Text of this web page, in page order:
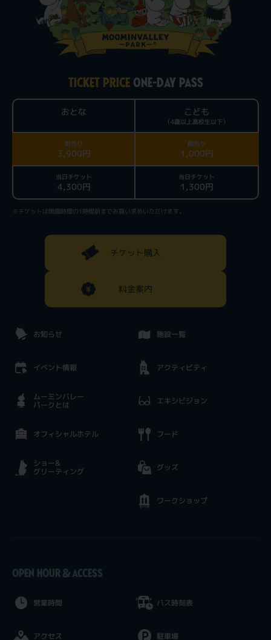
TICKET PRICEONE-DAY PASS
おとな こども
（4歳以上高校生以下）
前売り
3,900円
前売り
1,000円
当日チケット
4,300円
当日チケット
1,300円
※チケットは閉園時間の1時間前までお買い求めいただけます。
チケット購入
料金案内
お知らせ
イベント情報
ムーミンバレー
パークとは
オフィシャルホテル
ショー&
グリーティング
施設一覧
アクティビティ
エキシビジョン
フード
グッズ
ワークショップ
OPEN HOUR & ACCESS
営業時間
アクセス
バス時刻表
駐車場